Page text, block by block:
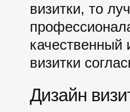
визитки, то
визитки
Дизайн